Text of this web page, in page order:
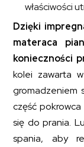
właściwości
Dzięki
materaca
konieczności
kolei zawarta
gromadzeniem
część pokrowca
się do prania.
spania, aby